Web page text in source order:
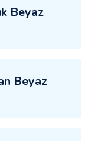
Beyaz
Beyaz